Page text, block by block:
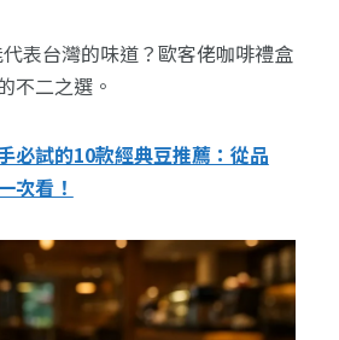
表台灣的味道？歐客佬咖啡禮盒
不二之選。
必試的10款經典豆推薦：從品
次看！